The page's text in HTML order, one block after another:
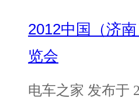
2012中国（济
览会
电车之家 发布于